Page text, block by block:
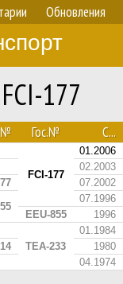
Обновления
177
№ Гос.№ С...
FCI-177
01.2006
02.2003
77 07.2002
55
07.1996
EEU-855 1996
TEA-233
01.1984
14 1980
04.1974